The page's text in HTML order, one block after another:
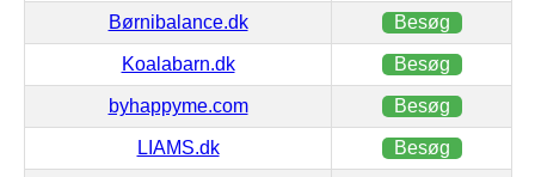
Børnibalance.dk Besøg
Koalabarn.dk Besøg
byhappyme.com Besøg
LIAMS.dk Besøg